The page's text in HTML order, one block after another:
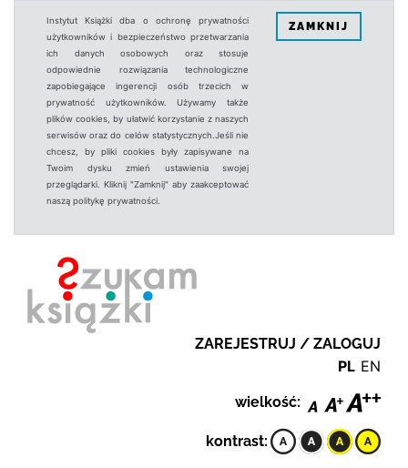
Instytut Książki dba o ochronę prywatności
użytkowników i bezpieczeństwo przetwarzania
ich danych osobowych oraz stosuje
odpowiednie rozwiązania technologiczne
zapobiegające ingerencji osób trzecich w
prywatność użytkowników. Używamy także
plików cookies, by ułatwić korzystanie z naszych
serwisów oraz do celów statystycznych.Jeśli nie
chcesz, by pliki cookies były zapisywane na
Twoim dysku zmień ustawienia swojej
przeglądarki. Kliknij "Zamknij" aby zaakceptować
naszą politykę prywatności.
ZAMKNIJ
ZAREJESTRUJ / ZALOGUJ
PL EN
wielkość:
kontrast: